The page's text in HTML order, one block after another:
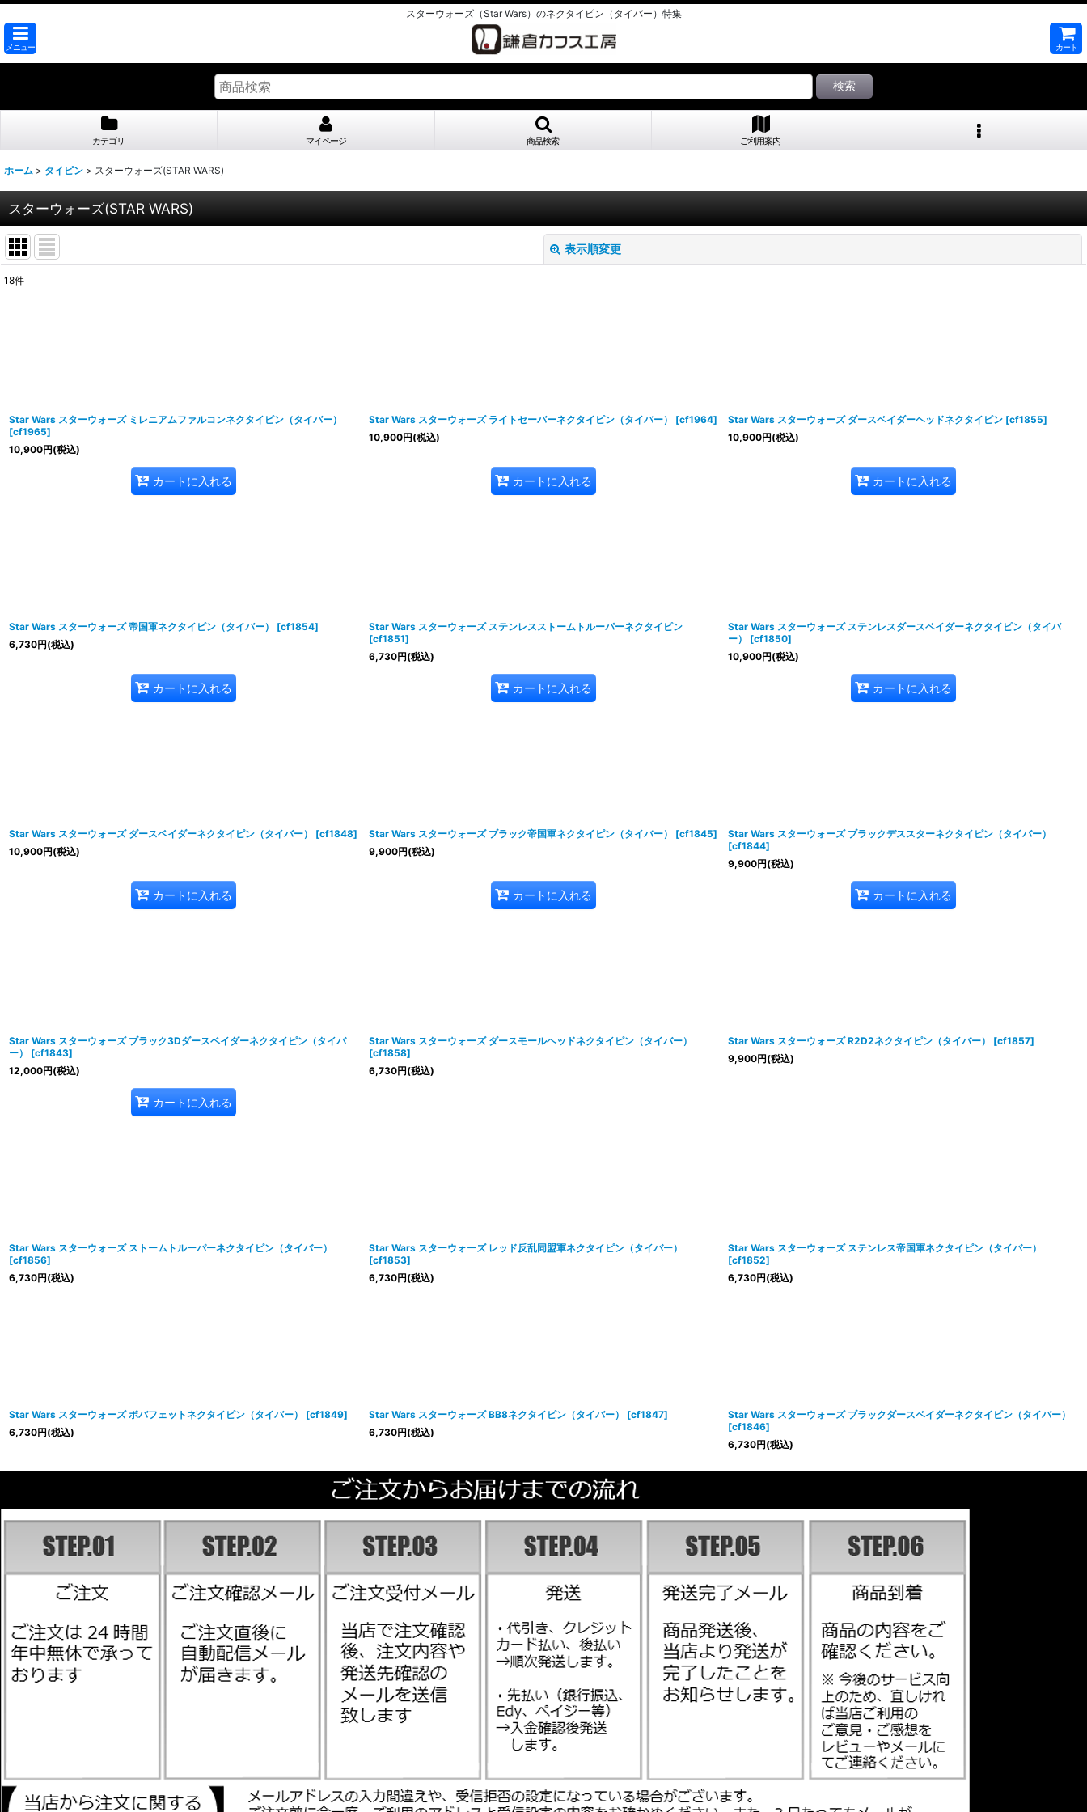
スターウォーズ（Star Wars）のネクタイピン（タイバー）特集
メニュー カート
検索
カテゴリ マイページ 商品検索 ご利用案内
ホーム > タイピン > スターウォーズ(STAR WARS)
スターウォーズ(STAR WARS)
表示順変更
18件
Star Wars スターウォーズ ミレニアムファルコンネクタイピン（タイバー）
[cf1965]
10,900円(税込)
カートに入れる
Star Wars スターウォーズ ライトセーバーネクタイピン（タイバー） [cf1964]
10,900円(税込)
カートに入れる
Star Wars スターウォーズ ダースベイダーヘッドネクタイピン [cf1855]
10,900円(税込)
カートに入れる
Star Wars スターウォーズ 帝国軍ネクタイピン（タイバー） [cf1854]
6,730円(税込)
カートに入れる
Star Wars スターウォーズ ステンレスストームトルーパーネクタイピン
[cf1851]
6,730円(税込)
カートに入れる
Star Wars スターウォーズ ステンレスダースベイダーネクタイピン（タイバ
ー）
[cf1850]
10,900円(税込)
カートに入れる
Star Wars スターウォーズ ダースベイダーネクタイピン（タイバー） [cf1848]
10,900円(税込)
カートに入れる
Star Wars スターウォーズ ブラック帝国軍ネクタイピン（タイバー） [cf1845]
9,900円(税込)
カートに入れる
Star Wars スターウォーズ ブラックデススターネクタイピン（タイバー）
[cf1844]
9,900円(税込)
カートに入れる
Star Wars スターウォーズ ブラック3Dダースベイダーネクタイピン（タイバ
ー）
[cf1843]
12,000円(税込)
カートに入れる
Star Wars スターウォーズ ダースモールヘッドネクタイピン（タイバー）
[cf1858]
6,730円(税込)
Star Wars スターウォーズ R2D2ネクタイピン（タイバー） [cf1857]
9,900円(税込)
Star Wars スターウォーズ ストームトルーパーネクタイピン（タイバー）
[cf1856]
6,730円(税込)
Star Wars スターウォーズ レッド反乱同盟軍ネクタイピン（タイバー）
[cf1853]
6,730円(税込)
Star Wars スターウォーズ ステンレス帝国軍ネクタイピン（タイバー）
[cf1852]
6,730円(税込)
Star Wars スターウォーズ ボバフェットネクタイピン（タイバー） [cf1849]
6,730円(税込)
Star Wars スターウォーズ BB8ネクタイピン（タイバー） [cf1847]
6,730円(税込)
Star Wars スターウォーズ ブラックダースベイダーネクタイピン（タイバー）
[cf1846]
6,730円(税込)